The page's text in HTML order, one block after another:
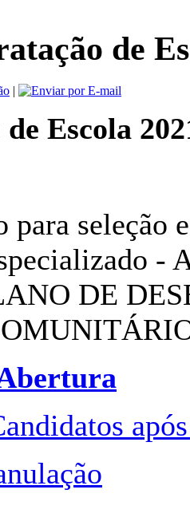
de
|
Escola
para seleção
-
DE